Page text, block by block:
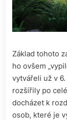
Základ tohoto
ho ovšem
vytvářeli už v
rozšířily po
docházet k
osob, které je